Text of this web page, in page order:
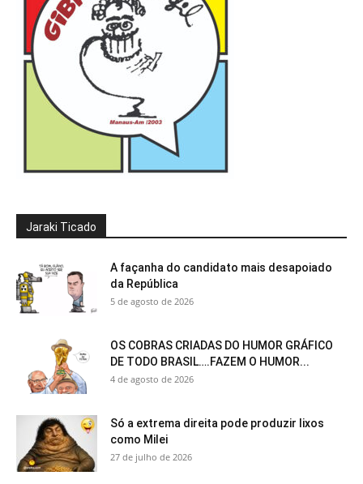
Jaraki Ticado
A façanha do candidato mais desapoiado
da República
5 de agosto de 2026
OS COBRAS CRIADAS DO HUMOR GRÁFICO
DE TODO BRASIL….FAZEM O HUMOR...
4 de agosto de 2026
Só a extrema direita pode produzir lixos
como Milei
27 de julho de 2026